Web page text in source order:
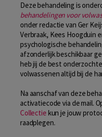
Deze behandeling is
behandelingen voor
onder redactie van Ger
Verbraak, Kees Hoogduin
psychologische
afzonderlijk beschikbaar
heb jij de best
volwassenen altijd bij de
Na aanschaf van deze
activatiecode via de mail.
Collectie kun je jouw
raadplegen.